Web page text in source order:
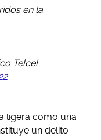
en la
Telcel
ligera como una
un delito